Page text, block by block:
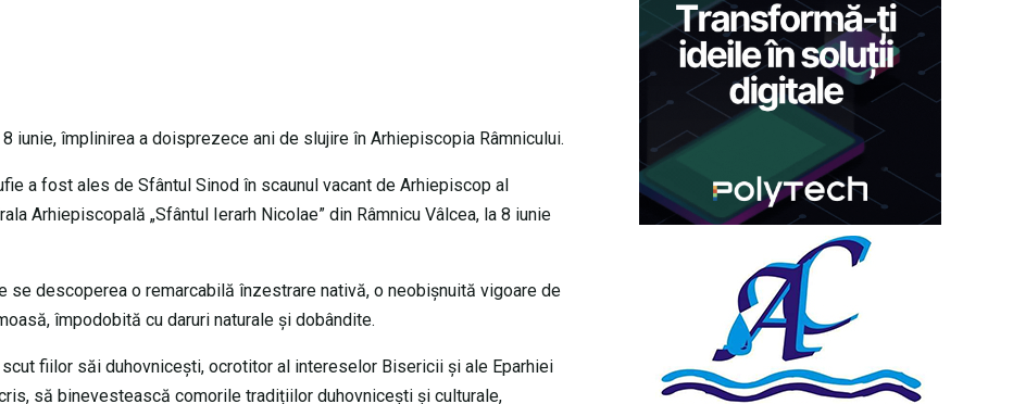
împlinirea a doisprezece ani de slujire în Arhiepiscopia Râmnicului.
a fost ales de Sfântul Sinod în scaunul vacant de Arhiepiscop al
Arhiepiscopală „Sfântul Ierarh Nicolae” din Râmnicu Vâlcea, la 8 iunie
se descoperea o remarcabilă înzestrare nativă, o neobișnuită vigoare de
împodobită cu daruri naturale și dobândite.
fiilor săi duhovnicești, ocrotitor al intereselor Bisericii și ale Eparhiei
să binevestească comorile tradițiilor duhovnicești și culturale,